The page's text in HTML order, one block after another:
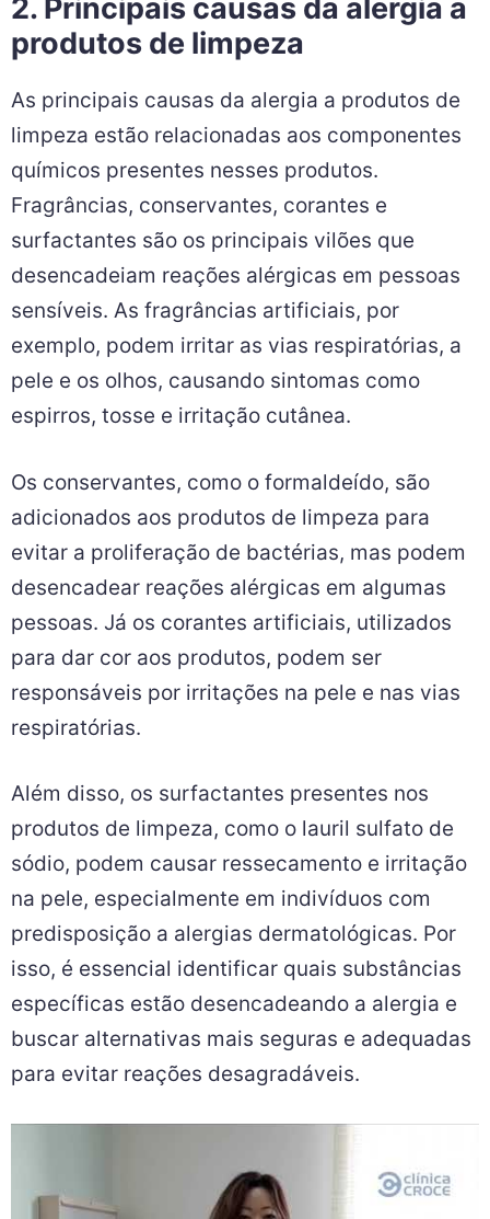
2. Principais causas da alergia a
produtos de limpeza
As principais causas da alergia a produtos de
limpeza estão relacionadas aos componentes
químicos presentes nesses produtos.
Fragrâncias, conservantes, corantes e
surfactantes são os principais vilões que
desencadeiam reações alérgicas em pessoas
sensíveis. As fragrâncias artificiais, por
exemplo, podem irritar as vias respiratórias, a
pele e os olhos, causando sintomas como
espirros, tosse e irritação cutânea.
Os conservantes, como o formaldeído, são
adicionados aos produtos de limpeza para
evitar a proliferação de bactérias, mas podem
desencadear reações alérgicas em algumas
pessoas. Já os corantes artificiais, utilizados
para dar cor aos produtos, podem ser
responsáveis por irritações na pele e nas vias
respiratórias.
Além disso, os surfactantes presentes nos
produtos de limpeza, como o lauril sulfato de
sódio, podem causar ressecamento e irritação
na pele, especialmente em indivíduos com
predisposição a alergias dermatológicas. Por
isso, é essencial identificar quais substâncias
específicas estão desencadeando a alergia e
buscar alternativas mais seguras e adequadas
para evitar reações desagradáveis.